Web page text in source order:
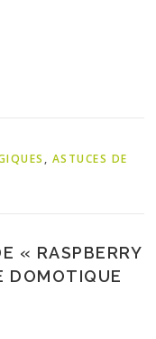
, ASTUCES DE
« RASPBERRY
DOMOTIQUE